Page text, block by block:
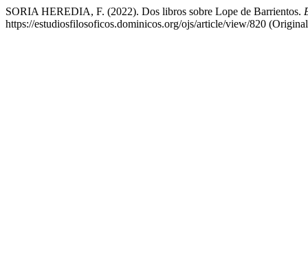
SORIA HEREDIA, F. (2022). Dos libros sobre Lope de Barrientos.
https://estudiosfilosoficos.dominicos.org/ojs/article/view/820